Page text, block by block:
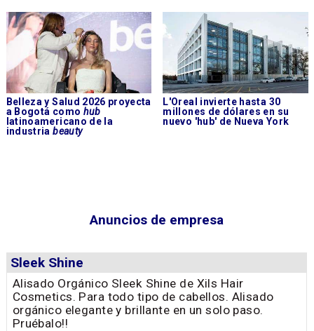
Belleza y Salud 2026 proyecta
a Bogotá como hub
latinoamericano de la
industria beauty
L'Oreal invierte hasta 30
millones de dólares en su
nuevo 'hub' de Nueva York
Anuncios de empresa
Sleek Shine
Alisado Orgánico Sleek Shine de Xils Hair
Cosmetics. Para todo tipo de cabellos. Alisado
orgánico elegante y brillante en un solo paso.
Pruébalo!!